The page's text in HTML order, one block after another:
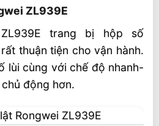
ZL939E
trang bị hộp số
thuận tiện cho vận hành.
lùi cùng với chế độ nhanh-
động hơn.